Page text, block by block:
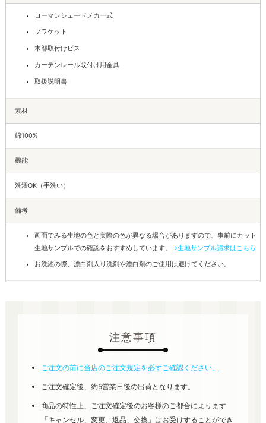
ローマンシェードメカ一式
ブラケット
木部取付けビス
カーテンレール取付け用金具
取扱説明書
素材
綿100%
機能
洗濯OK（手洗い）
備考
画面でみる生地の色と実際の色が異なる場合がありますので、事前にカット
生地サンプルでの確認をおすすめしています。 →生地サンプル請求はこちら
お洗濯の際、漂白剤入り洗剤や漂白剤のご使用は避けてください。
注意事項
ご注文の前に当店のご注文規定を必ずご確認ください。
ご注文確定後、約5営業日後の出荷となります。
商品の特性上、ご注文確定後のお客様のご都合によります
「キャンセル、変更、返品、交換」はお受けすることができ